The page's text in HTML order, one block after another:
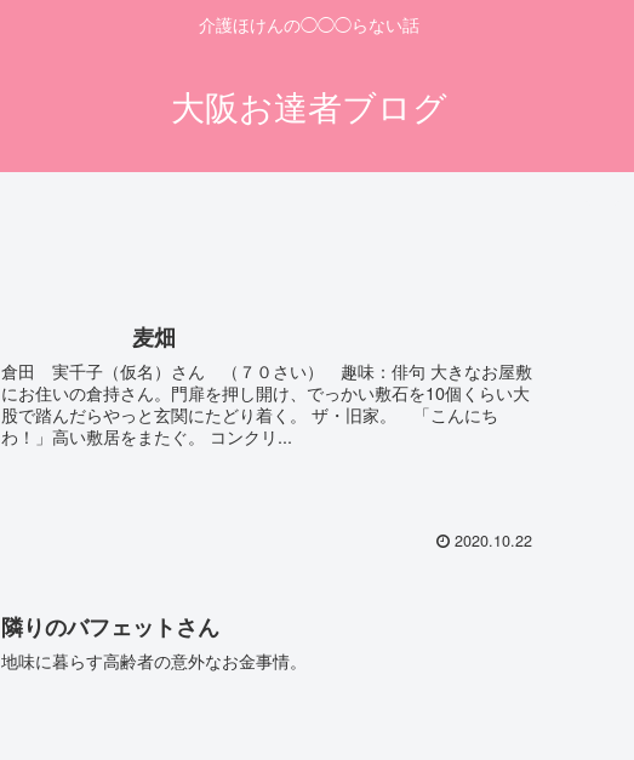
介護ほけんの◯◯◯らない話
大阪お達者ブログ
麦畑
倉田 実千子（仮名）さん （７０さい） 趣味：俳句 大きなお屋敷
にお住いの倉持さん。門扉を押し開け、でっかい敷石を10個くらい大
股で踏んだらやっと玄関にたどり着く。 ザ・旧家。 「こんにち
わ！」高い敷居をまたぐ。 コンクリ...
2020.10.22
隣りのバフェットさん
地味に暮らす高齢者の意外なお金事情。